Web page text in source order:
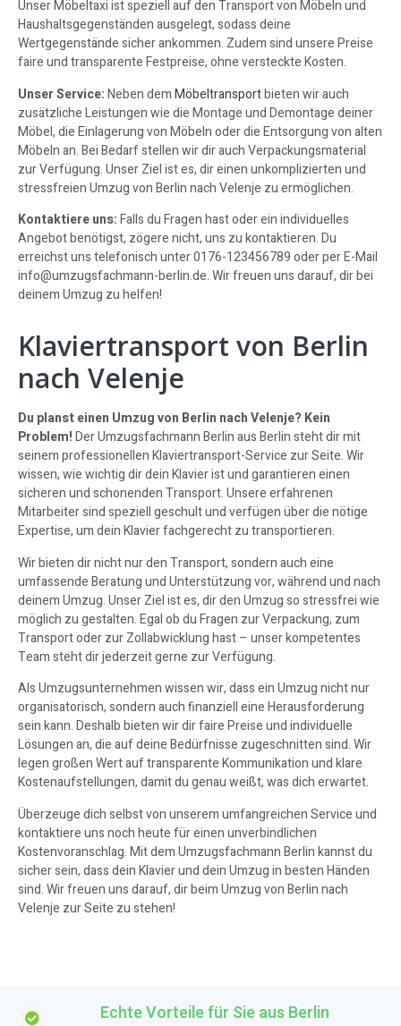
Unser Möbeltaxi ist speziell auf den Transport von Möbeln und
Haushaltsgegenständen ausgelegt, sodass deine
Wertgegenstände sicher ankommen. Zudem sind unsere Preise
faire und transparente Festpreise, ohne versteckte Kosten.
Unser Service:Neben demMöbeltransportbieten wir auch
zusätzliche Leistungen wie die Montage und Demontage deiner
Möbel, die Einlagerung von Möbeln oder die Entsorgung von alten
Möbeln an. Bei Bedarf stellen wir dir auch Verpackungsmaterial
zur Verfügung. Unser Ziel ist es, dir einen unkomplizierten und
stressfreien Umzug von Berlin nach Velenje zu ermöglichen.
Kontaktiere uns:Falls du Fragen hast oder ein individuelles
Angebot benötigst, zögere nicht, uns zu kontaktieren. Du
erreichst uns telefonisch unter 0176-123456789 oder per E-Mail
info@umzugsfachmann-berlin.de. Wir freuen uns darauf, dir bei
deinem Umzug zu helfen!
Klaviertransport von Berlin
nach Velenje
Du planst einen Umzug von Berlin nach Velenje? Kein
Problem!Der Umzugsfachmann Berlin aus Berlin steht dir mit
seinem professionellen Klaviertransport-Service zur Seite. Wir
wissen, wie wichtig dir dein Klavier ist und garantieren einen
sicheren und schonenden Transport. Unsere erfahrenen
Mitarbeiter sind speziell geschult und verfügen über die nötige
Expertise, um dein Klavier fachgerecht zu transportieren.
Wir bieten dir nicht nur den Transport, sondern auch eine
umfassende Beratung und Unterstützung vor, während und nach
deinem Umzug. Unser Ziel ist es, dir den Umzug so stressfrei wie
möglich zu gestalten. Egal ob du Fragen zur Verpackung, zum
Transport oder zur Zollabwicklung hast – unser kompetentes
Team steht dir jederzeit gerne zur Verfügung.
Als Umzugsunternehmen wissen wir, dass ein Umzug nicht nur
organisatorisch, sondern auch finanziell eine Herausforderung
sein kann. Deshalb bieten wir dir faire Preise und individuelle
Lösungen an, die auf deine Bedürfnisse zugeschnitten sind. Wir
legen großen Wert auf transparente Kommunikation und klare
Kostenaufstellungen, damit du genau weißt, was dich erwartet.
Überzeuge dich selbst von unserem umfangreichen Service und
kontaktiere uns noch heute für einen unverbindlichen
Kostenvoranschlag. Mit dem Umzugsfachmann Berlin kannst du
sicher sein, dass dein Klavier und dein Umzug in besten Händen
sind. Wir freuen uns darauf, dir beim Umzug von Berlin nach
Velenje zur Seite zu stehen!
Echte Vorteile für Sie aus Berlin